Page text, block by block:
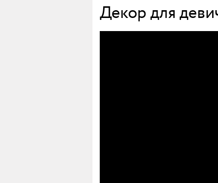
Декор для